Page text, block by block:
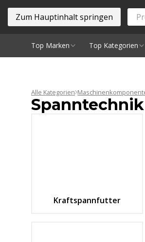
Zum Hauptinhalt springen
Top Marken Top Kategorien
Alle Kategorien
Spanntechnik
Kraftspannfutter